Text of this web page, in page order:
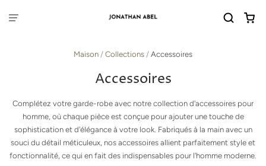
Maison / Collections / Accessoires
Accessoires
Complétez votre garde-robe avec notre collection d'accessoires pour
homme, où chaque pièce est conçue pour ajouter une touche de
sophistication et d'élégance à votre look. Fabriqués à la main avec un
souci du détail méticuleux, nos accessoires allient parfaitement style et
fonctionnalité, ce qui en fait des indispensables pour l'homme moderne.